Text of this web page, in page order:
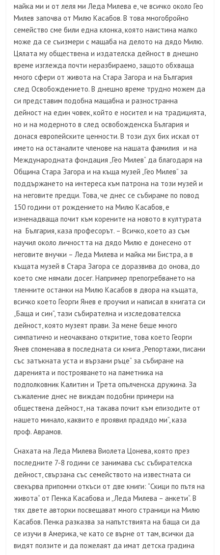
майка ми и от леля ми Леда Милева е, че всичко около Гео
Милев започва от Милю Касабов. В това многобройно
семейство сме били една клонка, която наистина малко
може да се съизмери с мащаба на делото на дядо Милю.
Цялата му обществена и издателска дейност в днешно
време изглежда почти неразбираемо, защото обхваща
много сфери от живота на Стара Загора и на България
след Освобождението. В днешно време трудно можем да
си представим подобна мащабна и разностранна
дейност на един човек, който е носител и на традицията,
но и на модерното в след освобожденска България и
донася европейските ценности. В този дух бих искал от
името на останалите членове на нашата фамилия и на
Международната фондация „Гео Милев“ да благодаря на
Община Стара Загора и на къща музей „Гео Милев“ за
поддържането на интереса към патрона на този музей и
на неговите предци. Това, че днес се събираме по повод
150 години от рождението на Милю Касабов, е
изненадваща почит към корените на новото в културата
на България, каза професорът. – Всичко, което аз съм
научил около личността на дядо Милю е донесено от
неговите внучки – Леда Милева и майка ми Бистра, а в
къщата музей в Стара Загора се доразвива до онова, до
което сме нямали досег. Например препогребването на
тленните останки на Милю Касабов в двора на къщата,
всичко което Георги Янев е проучил и написал в книгата си
„Баща и син“, тази събирателна и изследователска
дейност, която музеят прави. За мене беше много
симпатично и неочаквано откритие, това което Георги
Янев споменава в последната си книга „Репортажи, писани
със затъкната уста и вързани ръце“ за събиране на
даренията и построяването на паметника на
подполковник Калитин и Трета опълченска дружина. За
съжаление днес не виждам подобни примери на
обществена дейност, на такава почит към епизодите от
нашето минало, каквито е проявил прадядо ми“, каза
проф. Аврамов.
Снахата на Леда Милева Виолета Цонева, която през
последните 7-8 години се занимава със събирателска
дейност, свързана със семейството на известната си
свекърва припомни откъси от две книги: “Скици по пътя на
живота“ от Пенка Касабова и „Леда Милева – анкети“. В
тях двете авторки посвещават много страници на Милю
Касабов. Пенка разказва за напътствията на баща си да
се изучи в Америка, че като се върне от там, всички да
видят ползите и да пожелаят да имат детска градина